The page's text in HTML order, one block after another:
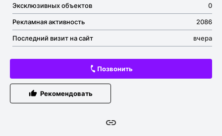
Позвонить
Рекомендовать
Эксклюзивных объектов 0
Рекламная активность 2086
Последний визит на сайт вчера